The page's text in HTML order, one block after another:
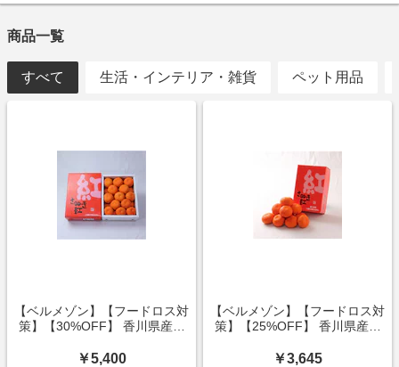
・電話・ハガキ・FAXでのご注文、送料、消費税
・「ベルメゾンお買い物券」のご購入
・キャンセル、返品
・キャンセル、返品が繰り返されるなど、いたずらや不正と
注意事項
【PayPay決済をご利用のお客様へ】
リーベイツアプリでPayPay決済が正常に完了しない場合、た
いへん恐れ入りますが、クレジットカード決済などの、
PayPay決済以外の方法をご検討ください。PayPay決済をご希
商品一覧
すべて 生活・インテリア・雑貨 ペット用品
【ベルメゾン】【フードロス対
策】【30%OFF】 香川県産さ
まで)
￥5,400
【ベルメゾン】【フードロス対
策】【25%OFF】 香川県産さ
8/5まで)
￥3,645